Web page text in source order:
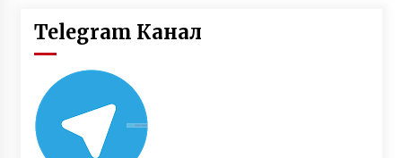
Telegram Канал